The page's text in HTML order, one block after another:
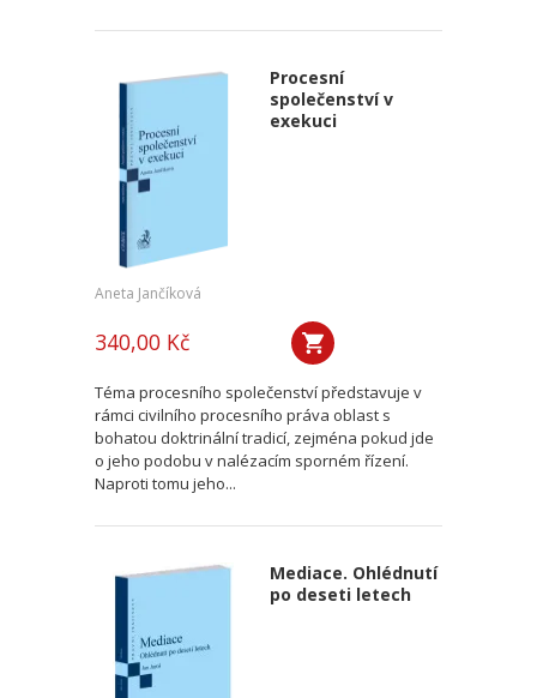
Procesní
společenství v
exekuci
Aneta Jančíková
340,00 Kč
Téma procesního společenství představuje v
rámci civilního procesního práva oblast s
bohatou doktrinální tradicí, zejména pokud jde
o jeho podobu v nalézacím sporném řízení.
Naproti tomu jeho...
Mediace. Ohlédnutí
po deseti letech